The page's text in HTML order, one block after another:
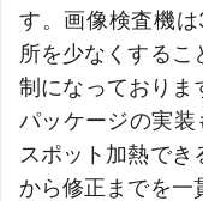
す。画像検査機
所を少なくするこ
制になっておりま
パッケージの実装
スポット加熱で
から修正までを一